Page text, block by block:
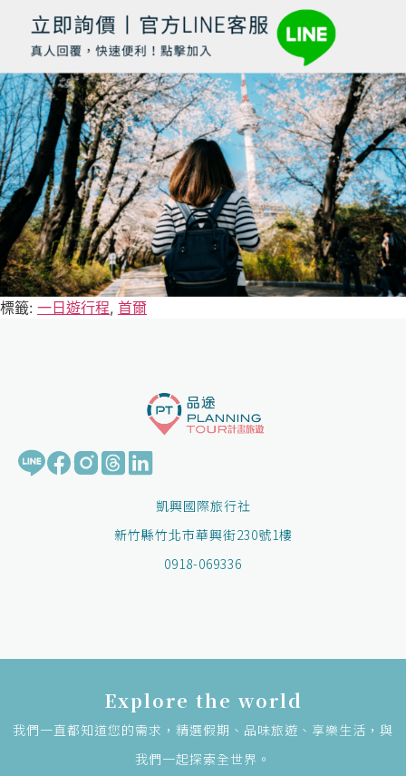
標籤: 一日遊行程, 首爾
凱興國際旅行社
新竹縣竹北市華興街230號1樓
0918-069336
Explore the world
我們一直都知道您的需求，精選假期、品味旅遊、享樂生活，與
我們一起探索全世界。